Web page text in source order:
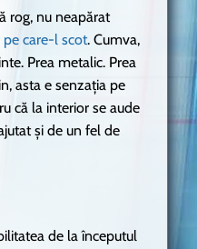
rog, nu neapărat
pe care-l scot. Cumva,
Prea metalic. Prea
asta e senzația pe
că la interior se aude
și de un fel de
de la începutul